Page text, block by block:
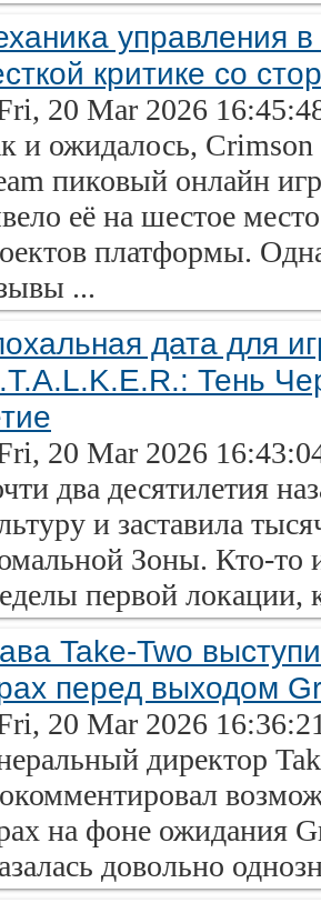
управления
критике со
20 Mar 2026
и ожидалось,
пиковый онлайн
её на шестое
платформы.
...
дата для
Тень
20 Mar 2026
два десятилетия
и заставила
Зоны. Кто-то
первой локации,
Take-Two
перед выходом
20 Mar 2026
директор
на фоне ожидания
довольно